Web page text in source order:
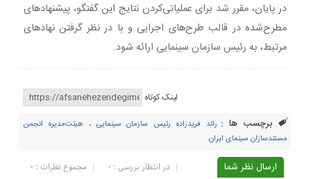
در پایان، مقرر شد برای عملیاتی‌کردن نتایج این گفتگو، پیشنهادهای
مطرح‌شده در قالب طرح‌های اجرایی و با در نظر گرفتن نهادهای
مرتبط، به رئیس سازمان سینمایی ارائه شود.
لینک کوتاه
برچسب ها : رائد فریدزاده رئیس سازمان سینمایی ، هیئت‌مدیره انجمن
مستندسازان سینمای ایران
ارسال نظر شما مجموع نظرات : 0
در انتظار بررسی : 0